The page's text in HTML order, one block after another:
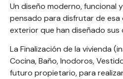
Un diseño moderno, funcional
pensado para disfrutar de
exterior que han diseñado sus
La Finalización de la vivienda
Cocina, Baño, Inodoros,
futuro propietario, para